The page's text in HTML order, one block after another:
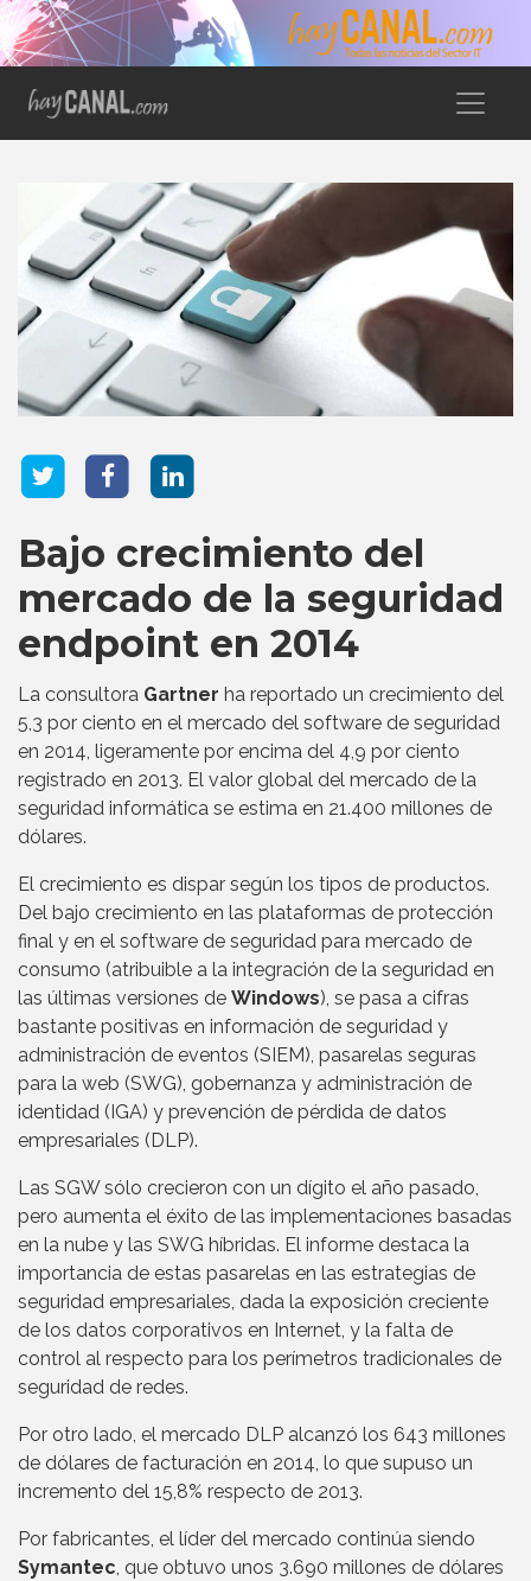
Bajo crecimiento del
mercado de la seguridad
endpoint en 2014
La consultora Gartner ha reportado un crecimiento del
5,3 por ciento en el mercado del software de seguridad
en 2014, ligeramente por encima del 4,9 por ciento
registrado en 2013. El valor global del mercado de la
seguridad informática se estima en 21.400 millones de
dólares.
El crecimiento es dispar según los tipos de productos.
Del bajo crecimiento en las plataformas de protección
final y en el software de seguridad para mercado de
consumo (atribuible a la integración de la seguridad en
las últimas versiones de Windows), se pasa a cifras
bastante positivas en información de seguridad y
administración de eventos (SIEM), pasarelas seguras
para la web (SWG), gobernanza y administración de
identidad (IGA) y prevención de pérdida de datos
empresariales (DLP).
Las SGW sólo crecieron con un dígito el año pasado,
pero aumenta el éxito de las implementaciones basadas
en la nube y las SWG híbridas. El informe destaca la
importancia de estas pasarelas en las estrategias de
seguridad empresariales, dada la exposición creciente
de los datos corporativos en Internet, y la falta de
control al respecto para los perímetros tradicionales de
seguridad de redes.
Por otro lado, el mercado DLP alcanzó los 643 millones
de dólares de facturación en 2014, lo que supuso un
incremento del 15,8% respecto de 2013.
Por fabricantes, el líder del mercado continúa siendo
Symantec, que obtuvo unos 3.690 millones de dólares